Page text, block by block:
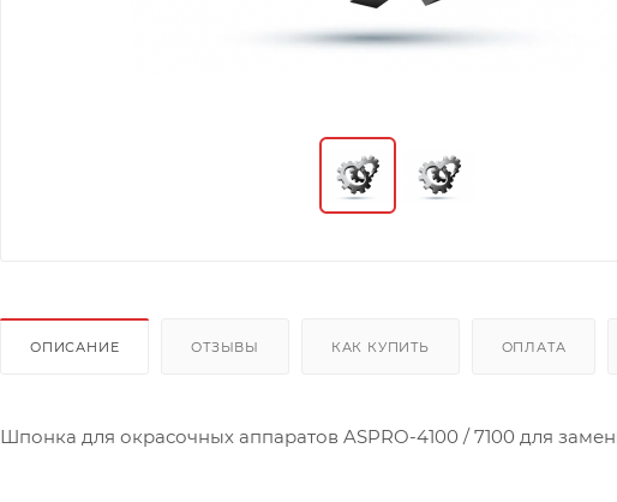
ОПИСАНИЕ ОТЗЫВЫ КАК КУПИТЬ ОПЛАТА
Шпонка для окрасочных аппаратов ASPRO-4100 / 7100 для